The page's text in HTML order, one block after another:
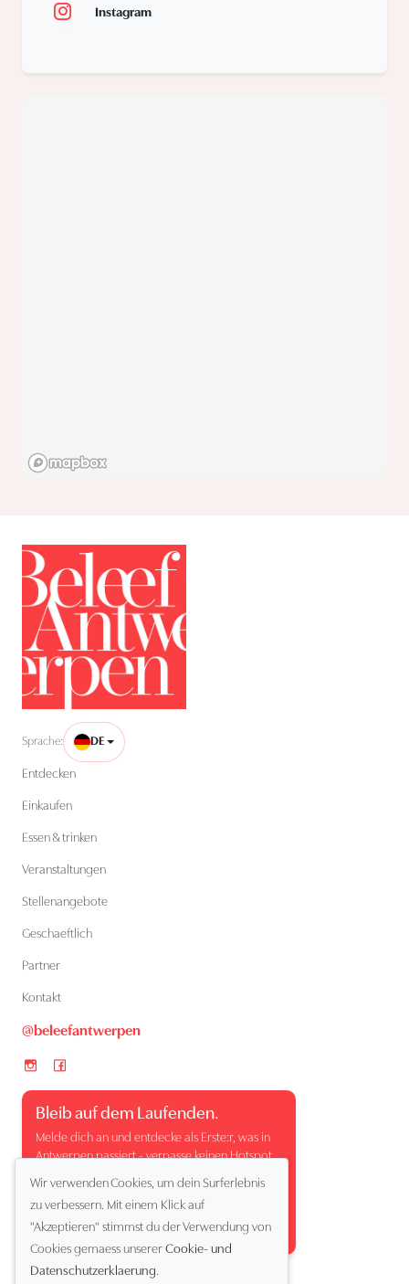
Instagram
Sprache: DE
Entdecken
Einkaufen
Essen & trinken
Veranstaltungen
Stellenangebote
Geschaeftlich
Partner
Kontakt
@beleefantwerpen
Bleib auf dem Laufenden.
Melde dich an und entdecke als Erste:r, was in
Antwerpen passiert - verpasse keinen Hotspot,
kein Event und keinen besonderen Moment.
Wir verwenden Cookies, um dein Surferlebnis
zu verbessern. Mit einem Klick auf
"Akzeptieren" stimmst du der Verwendung von
Cookies gemaess unserer Cookie- und
Datenschutzerklaerung.